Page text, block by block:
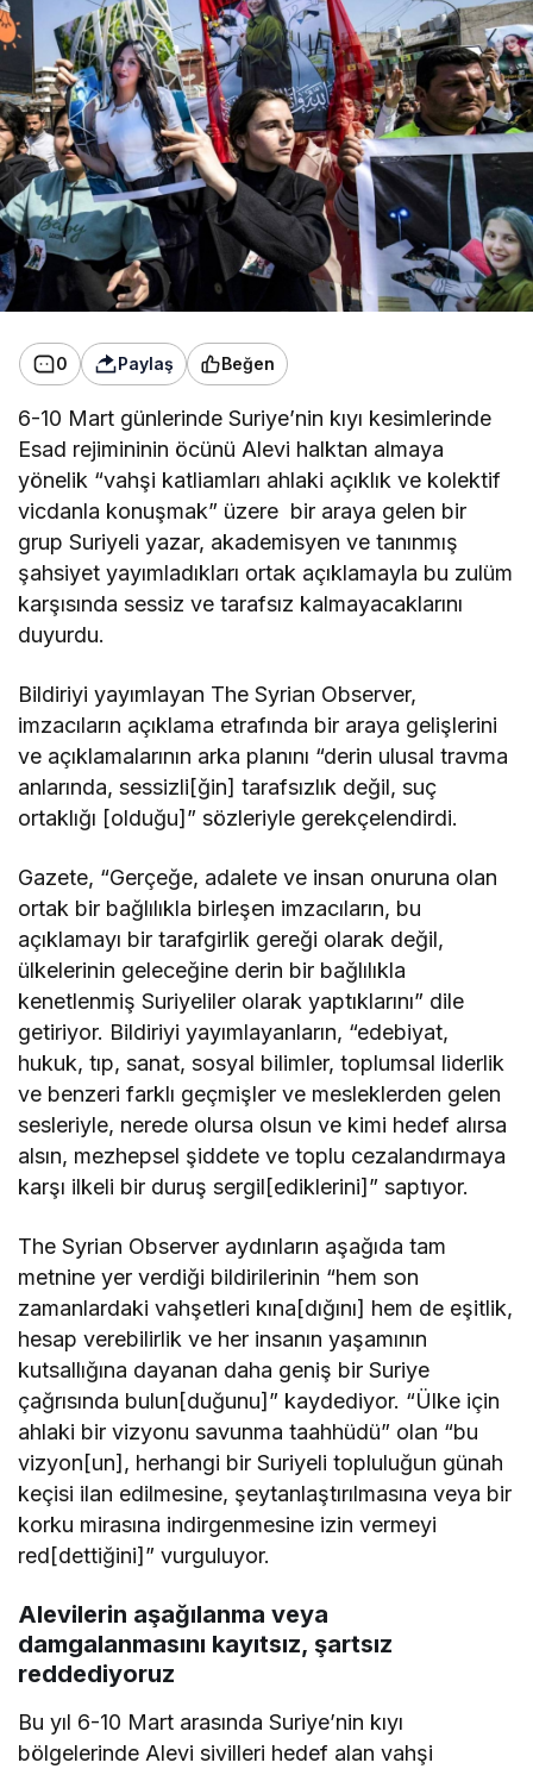
0 Paylaş Beğen
6-10 Mart ​​günlerinde Suriye’nin kıyı kesimlerinde
Esad rejimininin öcünü Alevi halktan almaya
yönelik “vahşi katliamları ahlaki açıklık ve kolektif
vicdanla konuşmak” üzere bir araya gelen bir
grup Suriyeli yazar, akademisyen ve tanınmış
şahsiyet yayımladıkları ortak açıklamayla bu zulüm
karşısında sessiz ve tarafsız kalmayacaklarını
duyurdu.
Bildiriyi yayımlayan The Syrian Observer,
imzacıların açıklama etrafında bir araya gelişlerini
ve açıklamalarının arka planını “derin ulusal travma
anlarında, sessizli[ğin] tarafsızlık değil, suç
ortaklığı [olduğu]” sözleriyle gerekçelendirdi.
Gazete, “Gerçeğe, adalete ve insan onuruna olan
ortak bir bağlılıkla birleşen imzacıların, bu
açıklamayı bir tarafgirlik gereği olarak değil,
ülkelerinin geleceğine derin bir bağlılıkla
kenetlenmiş Suriyeliler olarak yaptıklarını” dile
getiriyor. Bildiriyi yayımlayanların, “edebiyat,
hukuk, tıp, sanat, sosyal bilimler, toplumsal liderlik
ve benzeri farklı geçmişler ve mesleklerden gelen
sesleriyle, nerede olursa olsun ve kimi hedef alırsa
alsın, mezhepsel şiddete ve toplu cezalandırmaya
karşı ilkeli bir duruş sergil[ediklerini]” saptıyor.
The Syrian Observer aydınların aşağıda tam
metnine yer verdiği bildirilerinin “hem son
zamanlardaki vahşetleri kına[dığını] hem de eşitlik,
hesap verebilirlik ve her insanın yaşamının
kutsallığına dayanan daha geniş bir Suriye
çağrısında bulun[duğunu]” kaydediyor. “Ülke için
ahlaki bir vizyonu savunma taahhüdü” olan “bu
vizyon[un], herhangi bir Suriyeli topluluğun günah
keçisi ilan edilmesine, şeytanlaştırılmasına veya bir
korku mirasına indirgenmesine izin vermeyi
red[dettiğini]” vurguluyor.
Alevilerin aşağılanma veya
damgalanmasını kayıtsız, şartsız
reddediyoruz
Bu yıl 6-10 Mart ​​arasında Suriye’nin kıyı
bölgelerinde Alevi sivilleri hedef alan vahşi